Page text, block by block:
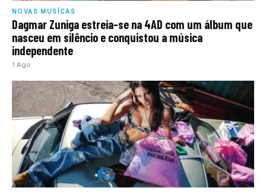
NOVAS MUSÍCAS
Dagmar Zuniga estreia-se na 4AD com um álbum que
nasceu em silêncio e conquistou a música
independente
1 Ago